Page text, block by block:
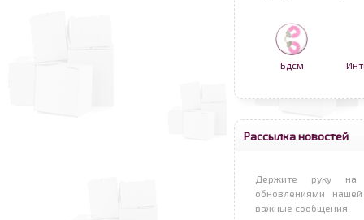
Бдсм
Рассылка новостей
Держите руку на
обновлениями
важные сообщения.